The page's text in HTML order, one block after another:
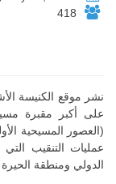
418
نشر موقع الكنيسة
على أكبر مقبرة
(العصور المسيحية
عمليات التنقيب
الدولي ومنطقة